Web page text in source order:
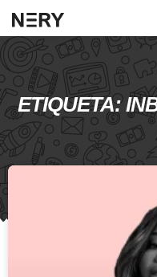
ETIQUETA: